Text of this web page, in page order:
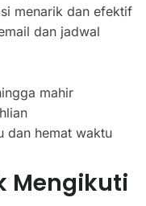
menarik dan efektif
dan jadwal
mahir
dan hemat waktu
Mengikuti